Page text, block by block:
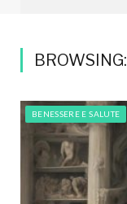
BROWSING:
BENESSERE E SALUTE